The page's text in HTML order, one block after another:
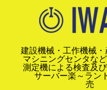
建設機械・工作機械
マシニングセンタな
測定機による検査及
サーバー楽～ラン